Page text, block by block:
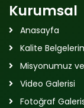
Kurumsal
Anasayfa
Kalite
Misyonumuz
Video Galerisi
Fotoğraf